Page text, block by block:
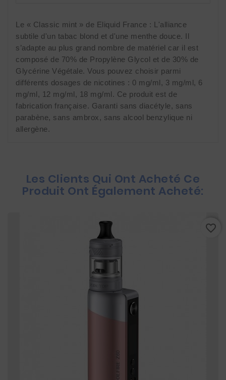
Le « Classic mint » de Eliquid France : L'alliance
subtile d'un tabac blond et d'une menthe douce. Il
s’adapte au plus grand nombre de matériel car il est
composé de 70% de Propylène Glycol et de 30% de
Glycérine Végétale. Vous pouvez choisir parmi
différents dosages de nicotines : 0 mg/ml, 3 mg/ml, 6
mg/ml, 12 mg/ml, 18 mg/ml. Ce produit est de
fabrication française. Garanti sans diacétyle, sans
parabène, sans ambrox, sans alcool benzylique ni
allergène.
Les Clients Qui Ont Acheté Ce
Produit Ont Également Acheté:
favorite_border